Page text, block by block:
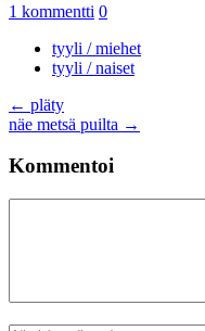
1 kommentti 0
tyyli / miehet
tyyli / naiset
Artikkelien
selaus
← pläty
näe metsä puilta →
Kommentoi